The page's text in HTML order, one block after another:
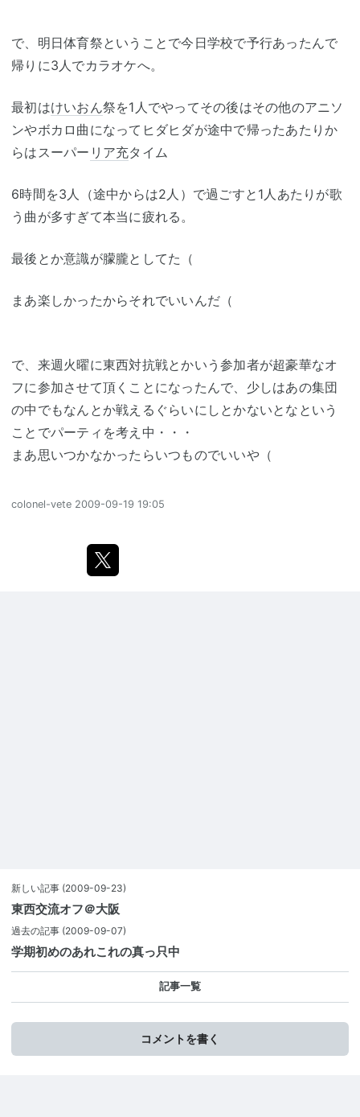
で、明日体育祭ということで今日学校で予行あったんで
帰りに3人でカラオケへ。
最初はけいおん祭を1人でやってその後はその他のアニソ
ンやボカロ曲になってヒダヒダが途中で帰ったあたりか
らはスーパー リア充タイム
6時間を3人（途中からは2人）で過ごすと1人あたりが歌
う曲が多すぎて本当に疲れる。
最後とか意識が朦朧としてた（
まあ楽しかったからそれでいいんだ（
で、来週火曜に東西対抗戦とかいう参加者が超豪華なオ
フに参加させて頂くことになったんで、少しはあの集団
の中でもなんとか戦えるぐらいにしとかないとなという
ことでパーティを考え中・・・
まあ思いつかなかったらいつものでいいや（
colonel-vete 2009-09-19 19:05
新しい記事 (2009-09-23)
東西交流オフ＠大阪
過去の記事 (2009-09-07)
学期初めのあれこれの真っ只中
記事一覧
コメントを書く